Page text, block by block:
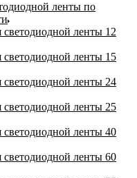
ленты по
светодиодной ленты 12
светодиодной ленты 15
светодиодной ленты 24
светодиодной ленты 25
светодиодной ленты 40
светодиодной ленты 60